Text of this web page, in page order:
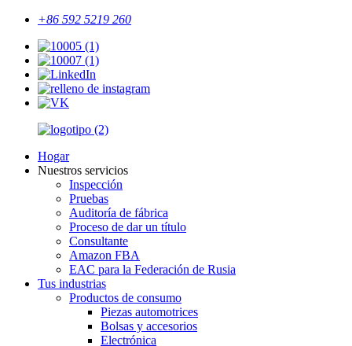
+86 592 5219 260
Hogar
Nuestros servicios
Inspección
Pruebas
Auditoría de fábrica
Proceso de dar un título
Consultante
Amazon FBA
EAC para la Federación de Rusia
Tus industrias
Productos de consumo
Piezas automotrices
Bolsas y accesorios
Electrónica